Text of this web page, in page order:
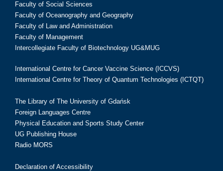
Faculty of Social Sciences
Faculty of Oceanography and Geography
Faculty of Law and Administration
Faculty of Management
Intercollegiate Faculty of Biotechnology UG&MUG
International Centre for Cancer Vaccine Science (ICCVS)
International Centre for Theory of Quantum Technologies (ICTQT)
The Library of The University of Gdańsk
Foreign Languages Centre
Physical Education and Sports Study Center
UG Publishing House
Radio MORS
Declaration of Accessibility